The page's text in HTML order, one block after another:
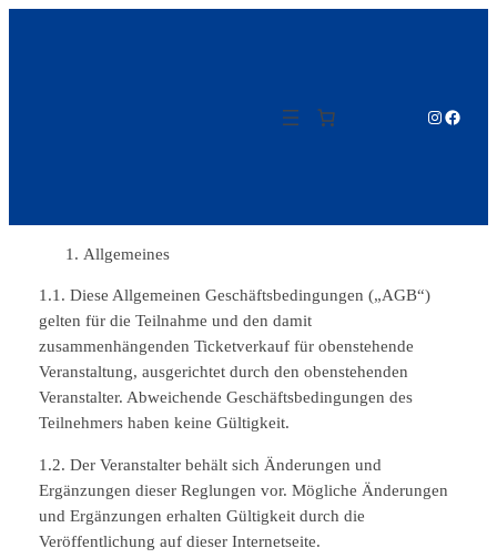
Instagram
Allgemeines
1.1. Diese Allgemeinen Geschäftsbedingungen („AGB“)
gelten für die Teilnahme und den damit
zusammenhängenden Ticketverkauf für obenstehende
Veranstaltung, ausgerichtet durch den obenstehenden
Veranstalter. Abweichende Geschäftsbedingungen des
Teilnehmers haben keine Gültigkeit.
1.2. Der Veranstalter behält sich Änderungen und
Ergänzungen dieser Reglungen vor. Mögliche Änderungen
und Ergänzungen erhalten Gültigkeit durch die
Veröffentlichung auf dieser Internetseite.